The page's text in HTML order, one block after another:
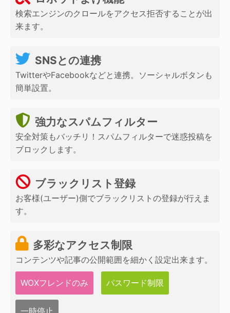
検索エンジンのクロールをアクセス拒否することが出
来ます。
SNSとの連携
TwitterやFacebookなどと連携。ソーシャルボタンも
簡単設置。
強力なスパムフィルター
安全対策もバッチリ！スパムフィルターで迷惑投稿を
ブロックします。
ブラックリスト登録
お客様(ユーザー)側でブラックリストの登録が行えま
す。
多彩なアクセス制限
コンテンツや記事の公開範囲を細かく設定出来ます。
WOXフレンドのみ パスワード制限
一時停止